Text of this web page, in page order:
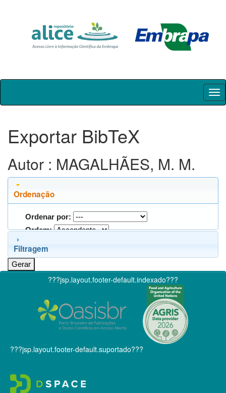
Skip
Exportar BibTeX
Autor : MAGALHÃES, M. M.
Ordenação
Ordenar por:
Ordem:
Filtragem
???jsp.layout.footer-default.indexado???
???jsp.layout.footer-default.suportado???